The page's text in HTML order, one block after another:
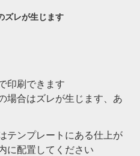
ズレが生じます
印刷できます
場合はズレが生じます、あ
テンプレートにある仕上が
に配置してください